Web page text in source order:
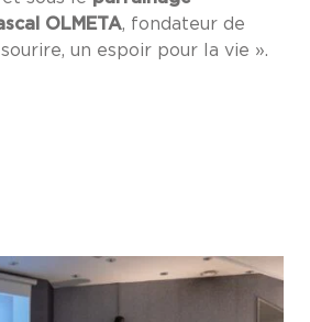
OLMETA, fondateur de
sourire, un espoir pour la vie ».